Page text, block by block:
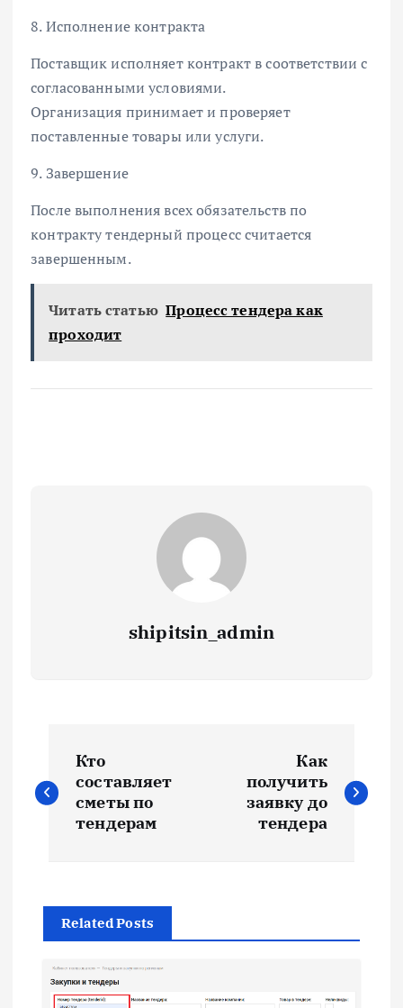
8. Исполнение контракта
Поставщик исполняет контракт в соответствии с
согласованными условиями.
Организация принимает и проверяет
поставленные товары или услуги.
9. Завершение
После выполнения всех обязательств по
контракту тендерный процесс считается
завершенным.
Читать статью Процесс тендера как
проходит
shipitsin_admin
а
г
Кто
составляет
сметы по
тендерам
Как
получить
заявку до
тендера
Related Posts